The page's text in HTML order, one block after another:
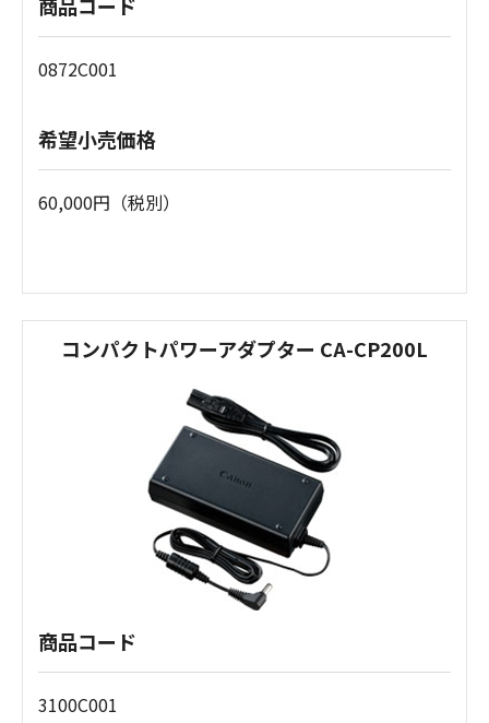
0872C001
希望小売価格
60,000円（税別）
コンパクトパワーアダプター CA-CP200L
商品コード
3100C001